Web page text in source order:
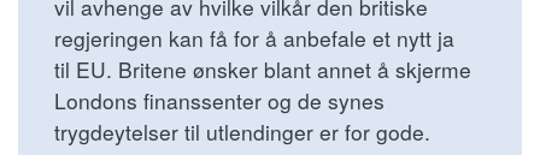
vil avhenge av hvilke vilkår den britiske
regjeringen kan få for å anbefale et nytt ja
til EU. Britene ønsker blant annet å skjerme
Londons finanssenter og de synes
trygdeytelser til utlendinger er for gode.